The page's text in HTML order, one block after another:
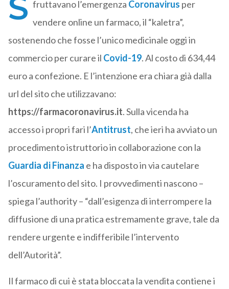
fruttavano l’emergenza Coronavirus per
vendere online un farmaco, il “kaletra”,
sostenendo che fosse l’unico medicinale oggi in
commercio per curare il Covid-19. Al costo di 634,44
euro a confezione. E l’intenzione era chiara già dalla
url del sito che utilizzavano:
https://farmacoronavirus.it. Sulla vicenda ha
accesso i propri fari l’Antitrust, che ieri ha avviato un
procedimento istruttorio in collaborazione con la
Guardia di Finanza e ha disposto in via cautelare
l’oscuramento del sito. I provvedimenti nascono –
spiega l’authority – “dall’esigenza di interrompere la
diffusione di una pratica estremamente grave, tale da
rendere urgente e indifferibile l’intervento
dell’Autorità”.
Il farmaco di cui è stata bloccata la vendita contiene i